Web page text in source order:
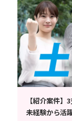
【紹介案件
未経験から活